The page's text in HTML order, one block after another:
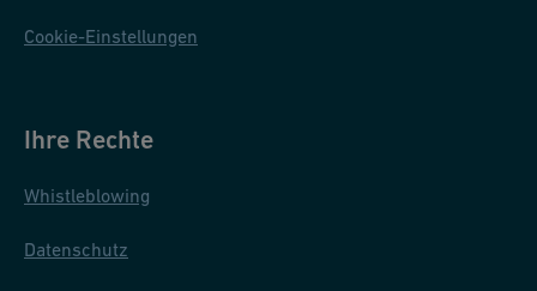
Cookie-Einstellungen
Ihre Rechte
Whistleblowing
Datenschutz